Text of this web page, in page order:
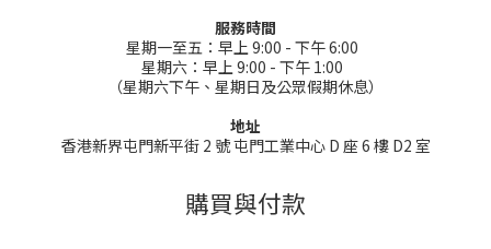
服務時間
星期一至五：早上 9:00 - 下午 6:00
星期六：早上 9:00 - 下午 1:00
（星期六下午、星期日及公眾假期休息）
地址
香港新界屯門新平街 2 號 屯門工業中心 D 座 6 樓 D2 室
購買與付款